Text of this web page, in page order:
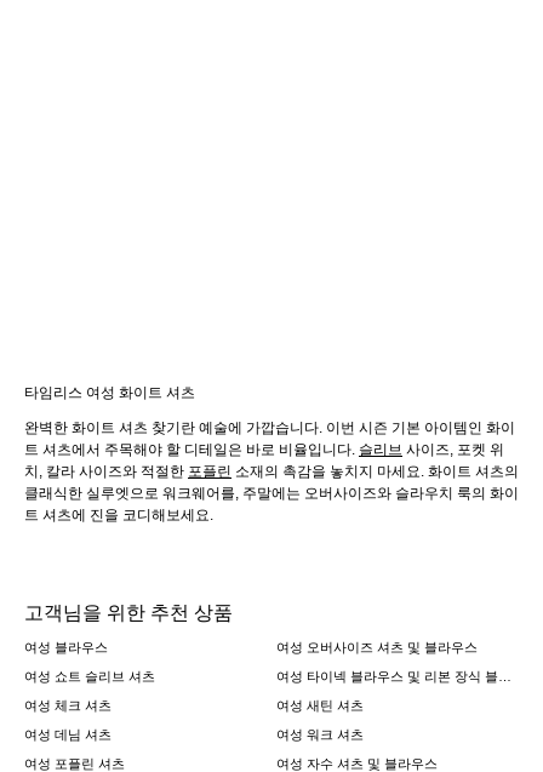
타임리스 여성 화이트 셔츠
완벽한 화이트 셔츠 찾기란 예술에 가깝습니다. 이번 시즌 기본 아이템인 화이
트 셔츠에서 주목해야 할 디테일은 바로 비율입니다. 슬리브 사이즈, 포켓 위
치, 칼라 사이즈와 적절한 포플린 소재의 촉감을 놓치지 마세요. 화이트 셔츠의
클래식한 실루엣으로 워크웨어를, 주말에는 오버사이즈와 슬라우치 룩의 화이
트 셔츠에 진을 코디해보세요.
고객님을 위한 추천 상품
여성 블라우스
여성 오버사이즈 셔츠 및 블라우스
여성 쇼트 슬리브 셔츠
여성 체크 셔츠
여성 새틴 셔츠
여성 데님 셔츠
여성 워크 셔츠
여성 포플린 셔츠
여성 자수 셔츠 및 블라우스